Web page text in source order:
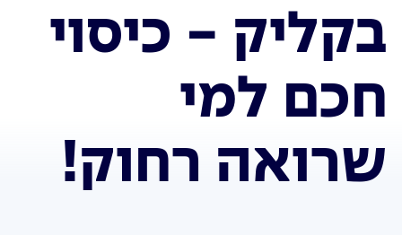
בקליק - כיסוי
חכם למי
שרואה רחוק!